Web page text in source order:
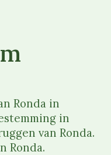
Ronda in
in
van Ronda.
Ronda.